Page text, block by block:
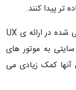
تر پیدا کنند.
یک طراحی سایت ساختار یافته و سازماندهی شده در ارائه ی UX
به موتور های
آنها کمک زیادی می